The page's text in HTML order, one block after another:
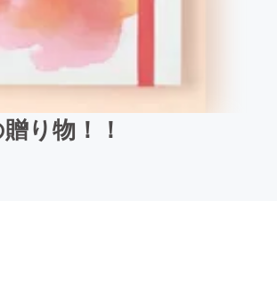
り物！！